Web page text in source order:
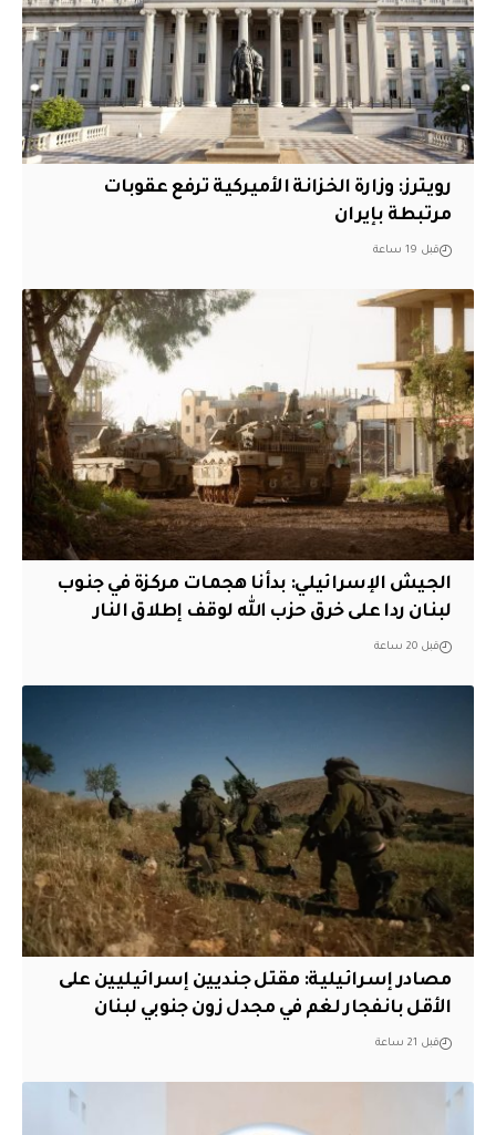
‏رويترز: وزارة الخزانة الأميركية ترفع عقوبات
مرتبطة بإيران
قبل 19 ساعة
الجيش الإسرائيلي: بدأنا هجمات مركزة في جنوب
لبنان ردا على خرق حزب الله لوقف إطلاق النار
قبل 20 ساعة
مصادر إسرائيلية: مقتل جنديين إسرائيليين على
الأقل بانفجار لغم في مجدل زون جنوبي لبنان
قبل 21 ساعة